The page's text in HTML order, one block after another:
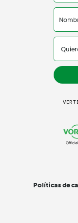
VER
Políticas de